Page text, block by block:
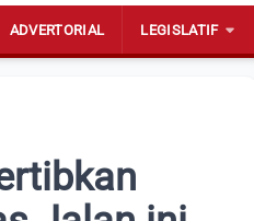
ADVERTORIAL LEGISLATIF